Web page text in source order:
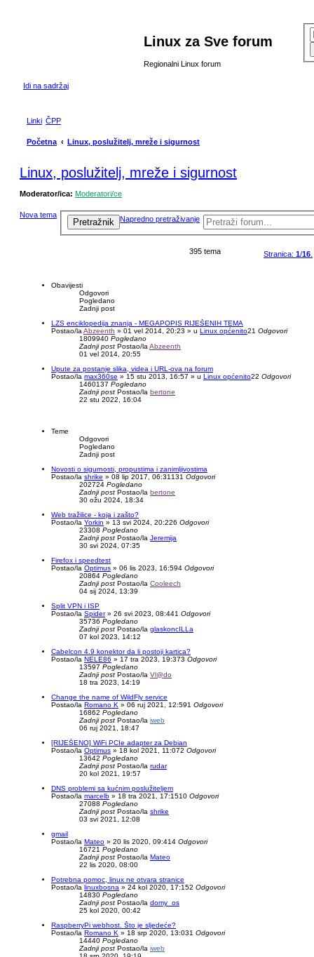
Linux za Sve forum
Regionalni Linux forum
Idi na sadržaj
Linki ČPP
Početna Linux, poslužitelj, mreže i sigurnost
Linux, poslužitelj, mreže i sigurnost
Moderator/ica: Moderatori/ce
Nova tema
Pretražnik Napredno pretraživanje
395 tema Stranica: 1/16
Obavijesti
Odgovori
Pogledano
Zadnji post
LZS enciklopedija znanja - MEGAPOPIS RIJEŠENIH TEMA
Postao/la Abzeenth » 01 vel 2014, 20:23 » u Linux općenito21 Odgovori
1809940 Pogledano
Zadnji post Postao/la Abzeenth
01 vel 2014, 20:55
Upute za postanje slika, videa i URL-ova na forum
Postao/la max360se » 15 stu 2013, 16:57 » u Linux općenito22 Odgovori
1460137 Pogledano
Zadnji post Postao/la bertone
22 stu 2022, 16:04
Teme
Odgovori
Pogledano
Zadnji post
Novosti o sigurnosti, propustima i zanimljivostima
Postao/la shrike » 08 lip 2017, 06:31 131 Odgovori
202724 Pogledano
Zadnji post Postao/la bertone
30 ožu 2024, 18:34
Web tražilice - koja i zašto?
Postao/la Yorkin » 13 svi 2024, 20:226 Odgovori
23308 Pogledano
Zadnji post Postao/la Jeremija
30 svi 2024, 07:35
Firefox i speedtest
Postao/la Optimus » 06 lis 2023, 16:594 Odgovori
20864 Pogledano
Zadnji post Postao/la Cooleech
04 sij 2024, 13:39
Split VPN i ISP
Postao/la Spider» 26 svi 2023, 08:441 Odgovori
35736 Pogledano
Zadnji post Postao/la glaskoncILLa
07 kol 2023, 14:12
Cabelcon 4.9 konektor da li postoji kartica?
Postao/la NELE86 » 17 tra 2023, 19:373 Odgovori
13597 Pogledano
Zadnji post Postao/la Vl@do
18 tra 2023, 14:19
Change the name of WildFly service
Postao/la Romano K » 06 ruj 2021, 12:591 Odgovori
16862 Pogledano
Zadnji post Postao/la iweb
06 ruj 2021, 18:47
[RIJEŠENO] WiFi PCIe adapter za Debian
Postao/la Optimus » 18 kol 2021, 11:072 Odgovori
13642 Pogledano
Zadnji post Postao/la rudar
20 kol 2021, 19:57
DNS problemi sa kućnim poslužiteljem
Postao/la marcelb » 18 tra 2021, 17:1510 Odgovori
27088 Pogledano
Zadnji post Postao/la shrike
03 svi 2021, 12:08
gmail
Postao/la Mateo » 20 lis 2020, 09:414 Odgovori
16721 Pogledano
Zadnji post Postao/la Mateo
22 lis 2020, 08:00
Potrebna pomoc, linux ne otvara stranice
Postao/la linuxbosna » 24 kol 2020, 17:152 Odgovori
14830 Pogledano
Zadnji post Postao/la domy_os
25 kol 2020, 00:42
RaspberryPi webhost. Što je sljedeće?
Postao/la Romano K » 18 srp 2020, 13:031 Odgovori
14440 Pogledano
Zadnji post Postao/la iweb